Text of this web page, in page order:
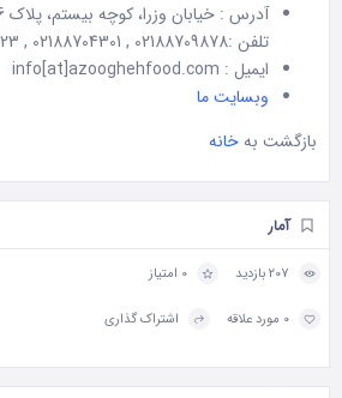
آدرس : خیابان وزرا، کوچه بیستم، پلاک 16، کدپستی 1511833712
تلفن :02188709878
,
02188704301
,
ایمیل : info[at]azooghehfood.com
وبسایت ما
بازگشت بهخانه
آمار
207 بازدید 0 امتیاز
0 مورد علاقه اشتراک گذاری